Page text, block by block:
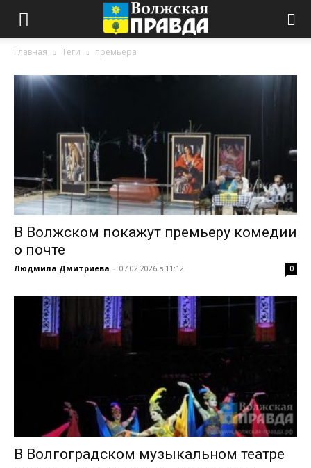
Главная Теги премьера
В Волжском покажут премьеру комедии
о почте
Людмила Дмитриева - 07.02.2026 в 11:12 0
В Волгоградском музыкальном театре